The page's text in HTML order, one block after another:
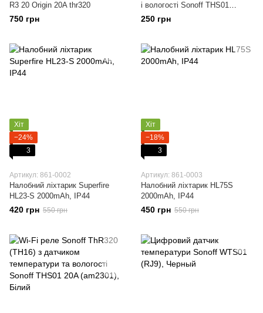
R3 20 Origin 20A thr320
750 грн
і вологості Sonoff THS01
(am2301)
250 грн
Хіт
−24%
3
Артикул: 861-0002
Налобний ліхтарик Superfire
HL23-S 2000mAh, IP44
420 грн 550 грн
Хіт
−18%
3
Артикул: 861-0003
Налобний ліхтарик HL75S
2000mAh, IP44
450 грн 550 грн